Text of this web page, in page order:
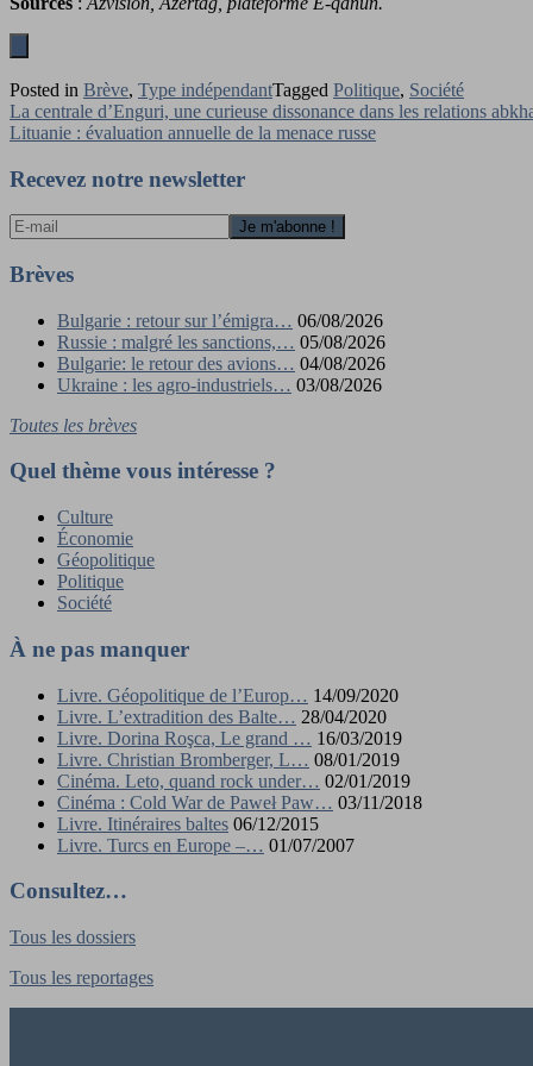
Posted in Brève, Type indépendantTagged Politique, Société
Navigation
de
l’article
La centrale d’Enguri, une curieuse dissonance dans les relations
Lituanie : évaluation annuelle de la menace russe
Recevez notre newsletter
Brèves
Bulgarie : retour sur l’émigra… 06/08/2026
Russie : malgré les sanctions,… 05/08/2026
Bulgarie: le retour des avions… 04/08/2026
Ukraine : les agro-industriels… 03/08/2026
Toutes les brèves
Quel thème vous intéresse ?
Culture
Économie
Géopolitique
Politique
Société
À ne pas manquer
Livre. Géopolitique de l’Europ… 14/09/2020
Livre. L’extradition des Balte… 28/04/2020
Livre. Dorina Roşca, Le grand … 16/03/2019
Livre. Christian Bromberger, L… 08/01/2019
Cinéma. Leto, quand rock under… 02/01/2019
Cinéma : Cold War de Paweł Paw… 03/11/2018
Livre. Itinéraires baltes 06/12/2015
Livre. Turcs en Europe –… 01/07/2007
Consultez…
Tous les dossiers
Tous les reportages